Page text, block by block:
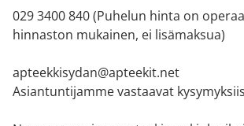
029 3400 840 (Puhelun hinta on
hinnaston mukainen, ei lisämaksua)
apteekkisydan@apteekit.net
Asiantuntijamme vastaavat